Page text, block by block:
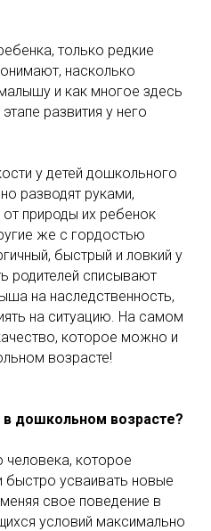
только редкие
насколько
и как многое здесь
развития у него
у детей дошкольного
разводят руками,
от природы их ребенок
же с гордостью
быстрый и ловкий у
родителей списывают
на наследственность,
на ситуацию. На самом
которое можно и
возрасте!
в дошкольном возрасте?
человека, которое
быстро усваивать новые
свое поведение в
условий максимально